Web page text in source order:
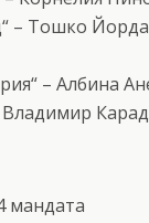
– Тошко
– Албина
Владимир
мандата